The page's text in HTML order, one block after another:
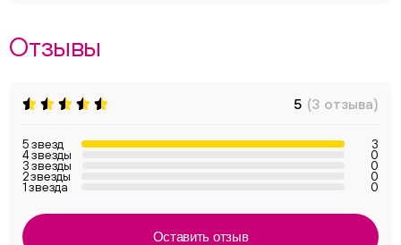
Отзывы
5 (3 отзыва)
5 звезд 3
4 звезды 0
3 звезды 0
2 звезды 0
1 звезда 0
Оставить отзыв